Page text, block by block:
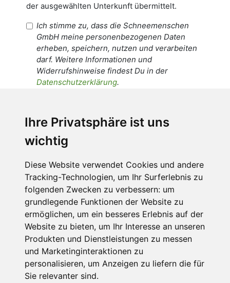
Ihre Privatsphäre ist uns
wichtig
Diese Website verwendet Cookies und andere
Tracking-Technologien, um Ihr Surferlebnis zu
folgenden Zwecken zu verbessern: um
grundlegende Funktionen der Website zu
ermöglichen, um ein besseres Erlebnis auf der
Website zu bieten, um Ihr Interesse an unseren
Produkten und Dienstleistungen zu messen
und Marketinginteraktionen zu
personalisieren, um Anzeigen zu liefern die für
Sie relevanter sind.
der ausgewählten Unterkunft übermittelt.
Ich stimme zu, dass die Schneemenschen
GmbH meine personenbezogenen Daten
erheben, speichern, nutzen und verarbeiten
darf. Weitere Informationen und
Widerrufshinweise findest Du in der
Datenschutzerklärung.
personenbezogenen Daten an den
Empfänger dieser Nachricht weitergeleitet
werden dürfen. Weitere Informationen und
Widerrufshinweise findest Du in der
Datenschutzerklärung.
Anfrage abschicken
Diese Seite ist durch reCAPTCHA geschützt und es
gelten die GoogleDatenschutzerklärung und
Nutzungsbedingungen.